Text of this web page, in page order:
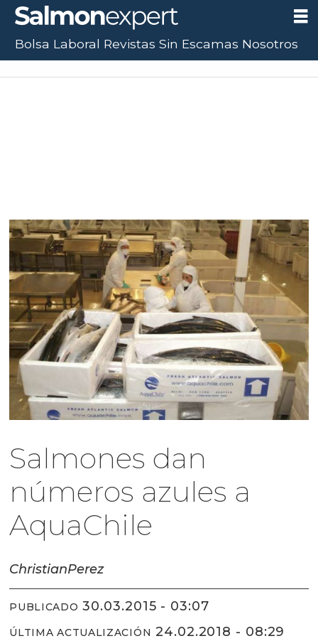
Salmones dan
números azules a
AquaChile
ChristianPerez
PUBLICADO 30.03.2015 - 03:07
ÚLTIMA ACTUALIZACIÓN 24.02.2018 - 08:29
Bolsa Laboral Revistas Sin Escamas Nosotros